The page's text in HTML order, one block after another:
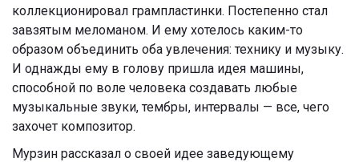
коллекционировал грампластинки. Постепенно стал
завзятым меломаном. И ему хотелось каким-то
образом объединить оба увлечения: технику и музыку.
И однажды ему в голову пришла идея машины,
способной по воле человека создавать любые
музыкальные звуки, тембры, интервалы — все, чего
захочет композитор.
Мурзин рассказал о своей идее заведующему